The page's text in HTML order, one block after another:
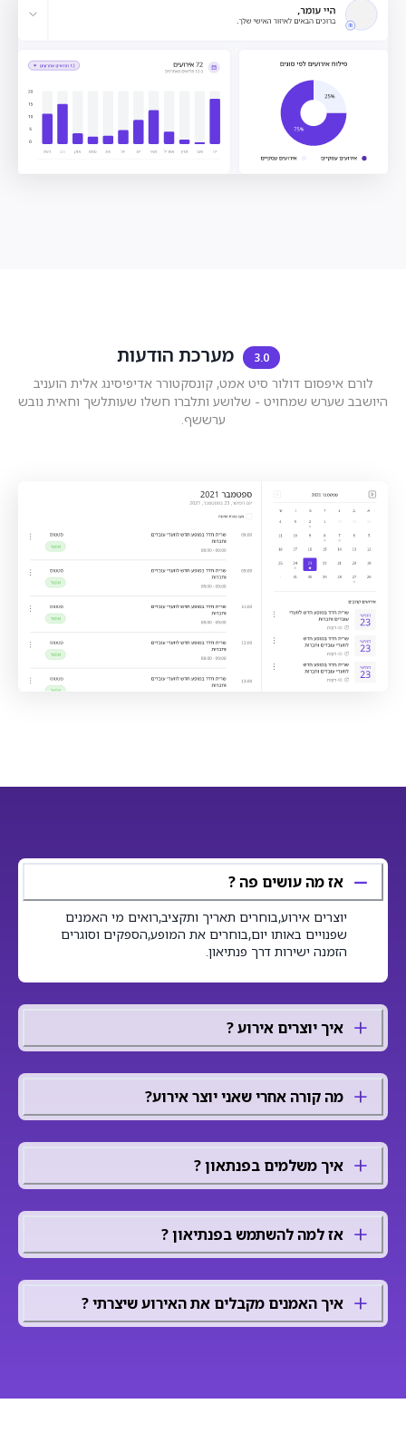
3.0 מערכת הודעות
לורם איפסום דולור סיט אמט, קונסקטורר אדיפיסינג אלית הועניב
היושבב שערש שמחויט - שלושע ותלברו חשלו שעותלשך וחאית נובש
ערששף.
אז מה עושים פה ?
יוצרים אירוע,בוחרים תאריך ותקציב,רואים מי האמנים
שפנויים באותו יום,בוחרים את המופע,הספקים וסוגרים
הזמנה ישירות דרך פנתיאון.
איך יוצרים אירוע ?
מה קורה אחרי שאני יוצר אירוע?
איך משלמים בפנתאון ?
אז למה להשתמש בפנתיאון ?
איך האמנים מקבלים את האירוע שיצרתי ?